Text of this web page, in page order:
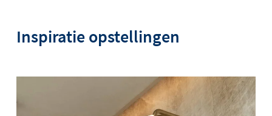
Inspiratie opstellingen